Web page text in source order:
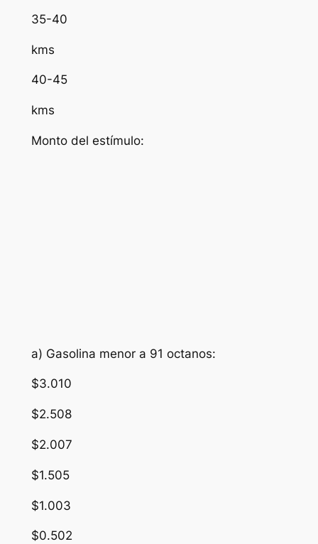
35-40
kms
40-45
kms
Monto del estímulo:
a) Gasolina menor a 91 octanos:
$3.010
$2.508
$2.007
$1.505
$1.003
$0.502